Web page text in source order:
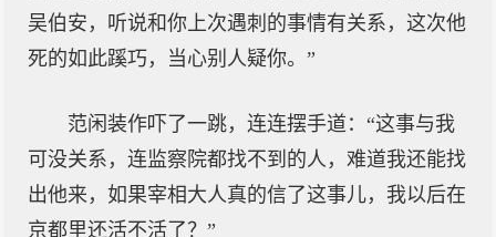
吴伯安，听说和你上次遇刺的事情有关系，这次他
死的如此蹊巧，当心别人疑你。”
范闲装作吓了一跳，连连摆手道：“这事与我
可没关系，连监察院都找不到的人，难道我还能找
出他来，如果宰相大人真的信了这事儿，我以后在
京都里还活不活了？”